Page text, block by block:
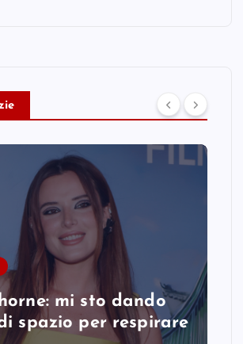
mi sto dando
spazio per respirare